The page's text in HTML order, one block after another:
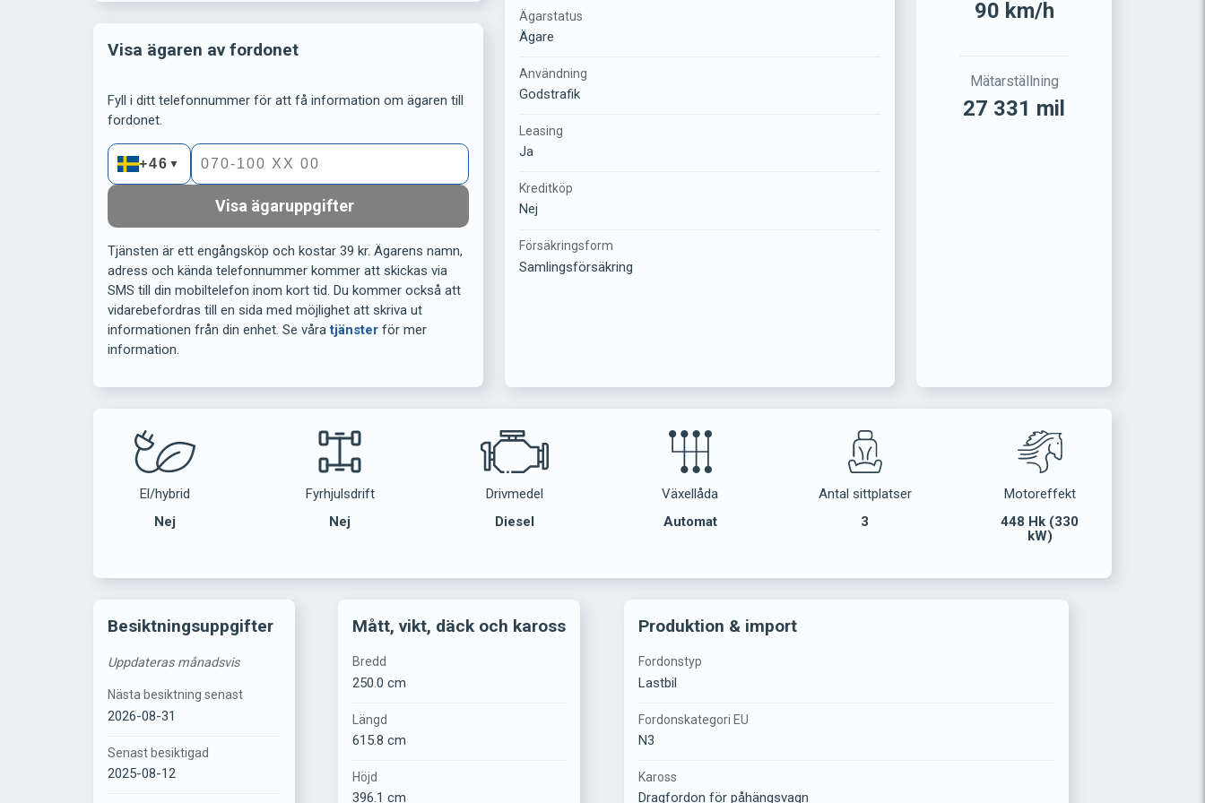
Visa ägaren av fordonet
Fyll i ditt telefonnummer för att få information om ägaren till
fordonet.
+46 ▼
Visa ägaruppgifter
Tjänsten är ett engångsköp och kostar 39 kr. Ägarens namn,
adress och kända telefonnummer kommer att skickas via
SMS till din mobiltelefon inom kort tid. Du kommer också att
vidarebefordras till en sida med möjlighet att skriva ut
informationen från din enhet. Se våratjänster för mer
information.
Ägarstatus
Ägare
Användning
Godstrafik
Leasing
Ja
Kreditköp
Nej
Försäkringsform
Samlingsförsäkring
90 km/h
Mätarställning
27 331 mil
El/hybrid
Nej
Fyrhjulsdrift
Nej
Drivmedel
Diesel
Växellåda
Automat
Antal sittplatser
3
Motoreffekt
448 Hk (330
kW)
Besiktningsuppgifter
Uppdateras månadsvis
Nästa besiktning senast
2026-08-31
Senast besiktigad
2025-08-12
Mått, vikt, däck och kaross
Bredd
250.0 cm
Längd
615.8 cm
Höjd
396.1 cm
Produktion & import
Fordonstyp
Lastbil
Fordonskategori EU
N3
Kaross
Dragfordon för påhängsvagn